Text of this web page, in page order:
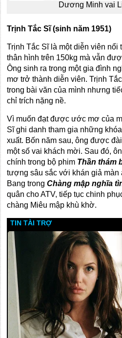
Dương Minh vai
Trịnh Tắc Sĩ (sinh năm 1951)
Trịnh Tắc Sĩ là một diễn viên
thân hình trên 150kg mà vẫn
Ông sinh ra trong một gia đình
mơ trở thành diễn viên. Trịnh
trong bài văn của mình nhưng
chỉ trích nặng nề.
Vì muốn đạt được ước mơ của
Sĩ ghi danh tham gia những
xuất. Bốn năm sau, ông được
một số vai khách mời. Sau đó,
chính trong bộ phim Thần thám
tượng sâu sắc với khán giả màn
Bang trongChàng mập nghĩa
quân cho ATV, tiếp tục chinh
chàng Miêu mập khù khờ.